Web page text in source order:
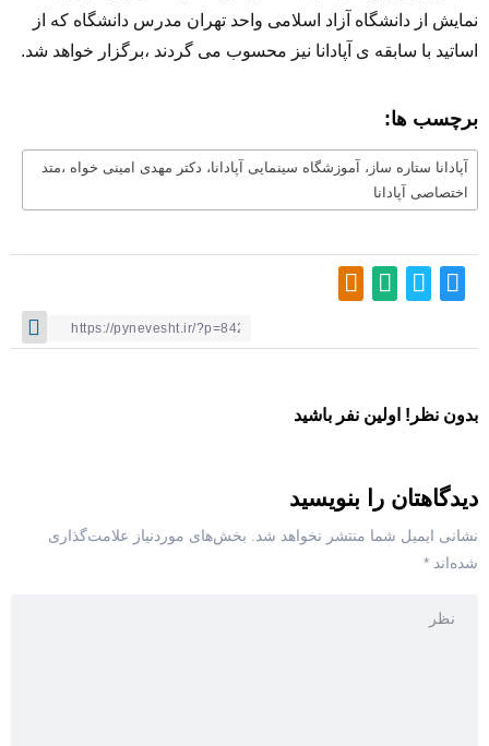
نمایش از دانشگاه آزاد اسلامی واحد تهران مدرس دانشگاه که از
اساتید با سابقه ی آپادانا نیز محسوب می گردند ،برگزار خواهد شد.
برچسب ها:
آپادانا ستاره ساز، آموزشگاه سینمایی آپادانا، دکتر مهدی امینی خواه ،متد
اختصاصی آپادانا
بدون نظر! اولین نفر باشید
دیدگاهتان را بنویسید
نشانی ایمیل شما منتشر نخواهد شد.
بخش‌های موردنیاز علامت‌گذاری
شده‌اند *